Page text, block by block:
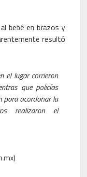
bebé en brazos y
resultó
el lugar corrieron
que policías
para acordonar la
realizaron el